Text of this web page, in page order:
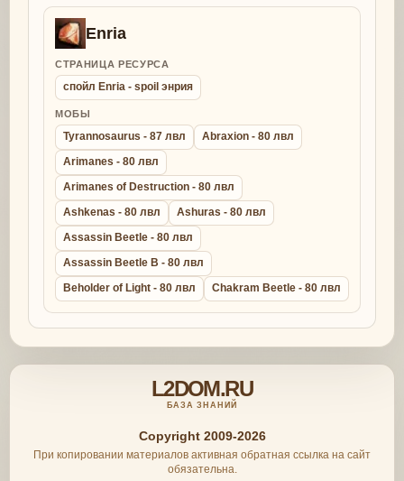
Enria
СТРАНИЦА РЕСУРСА
спойл Enria - spoil энрия
МОБЫ
Tyrannosaurus - 87 лвл
Abraxion - 80 лвл
Arimanes - 80 лвл
Arimanes of Destruction - 80 лвл
Ashkenas - 80 лвл
Ashuras - 80 лвл
Assassin Beetle - 80 лвл
Assassin Beetle B - 80 лвл
Beholder of Light - 80 лвл
Chakram Beetle - 80 лвл
L2DOM.RU
БАЗА ЗНАНИЙ
Copyright 2009-2026
При копировании материалов активная обратная ссылка на сайт
обязательна.